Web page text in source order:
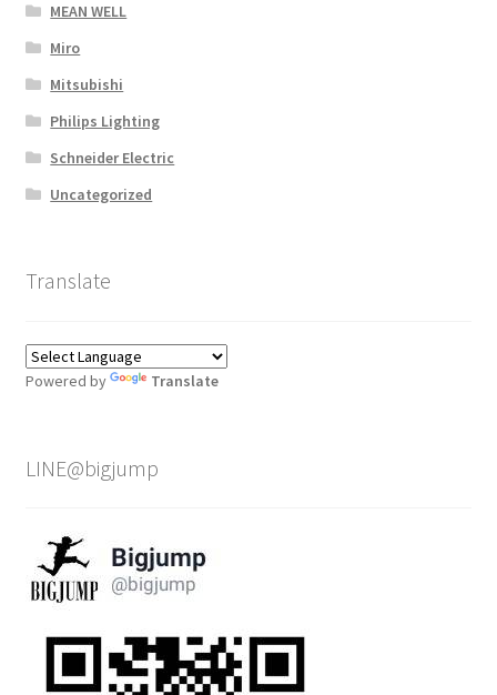
MEAN WELL
Miro
Mitsubishi
Philips Lighting
Schneider Electric
Uncategorized
Translate
Powered by Translate
LINE@bigjump